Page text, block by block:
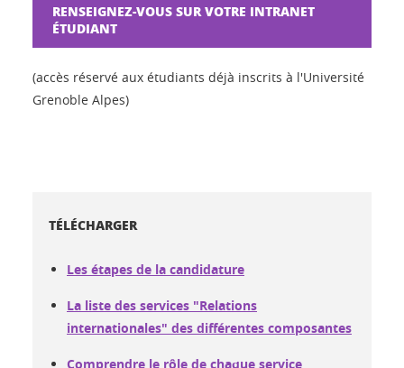
RENSEIGNEZ-VOUS SUR VOTRE INTRANET
ÉTUDIANT
(accès réservé aux étudiants déjà inscrits à l'Université
Grenoble Alpes)
TÉLÉCHARGER
Les étapes de la candidature
La liste des services "Relations
internationales" des différentes composantes
Comprendre le rôle de chaque service